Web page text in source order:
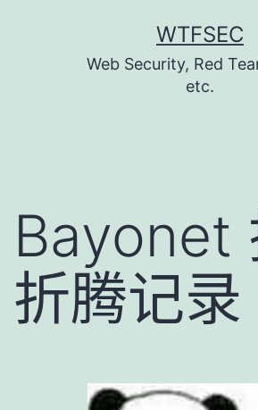
WTFSEC
Web Security, Red
etc.
Bayonet
折腾记录